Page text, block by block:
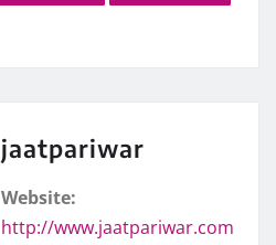
jaatpariwar
Website:
http://www.jaatpariwar.com